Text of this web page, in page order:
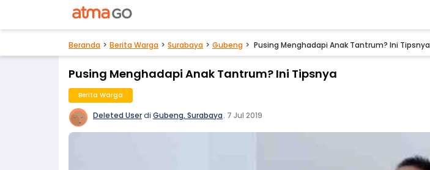
Beranda Berita Warga Surabaya Gubeng Pusing Menghadapi Anak Tantrum? Ini Tipsnya
Pusing Menghadapi Anak Tantrum? Ini Tipsnya
Berita Warga
Deleted Userdi Gubeng, Surabaya. 7 Jul 2019